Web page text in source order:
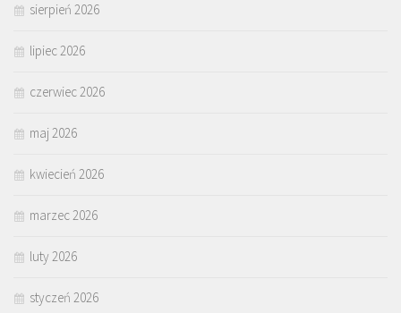
sierpień 2026
lipiec 2026
czerwiec 2026
maj 2026
kwiecień 2026
marzec 2026
luty 2026
styczeń 2026